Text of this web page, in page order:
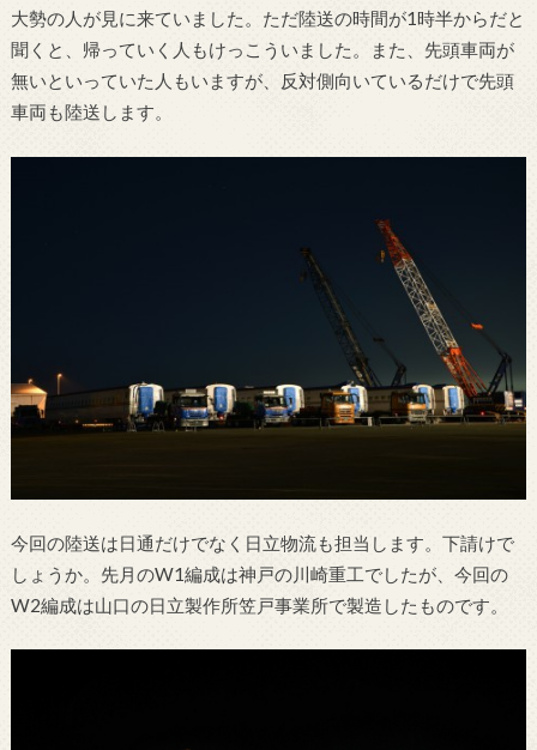
大勢の人が見に来ていました。ただ陸送の時間が1時半からだと
聞くと、帰っていく人もけっこういました。また、先頭車両が
無いといっていた人もいますが、反対側向いているだけで先頭
車両も陸送します。
今回の陸送は日通だけでなく日立物流も担当します。下請けで
しょうか。先月のW1編成は神戸の川崎重工でしたが、今回の
W2編成は山口の日立製作所笠戸事業所で製造したものです。